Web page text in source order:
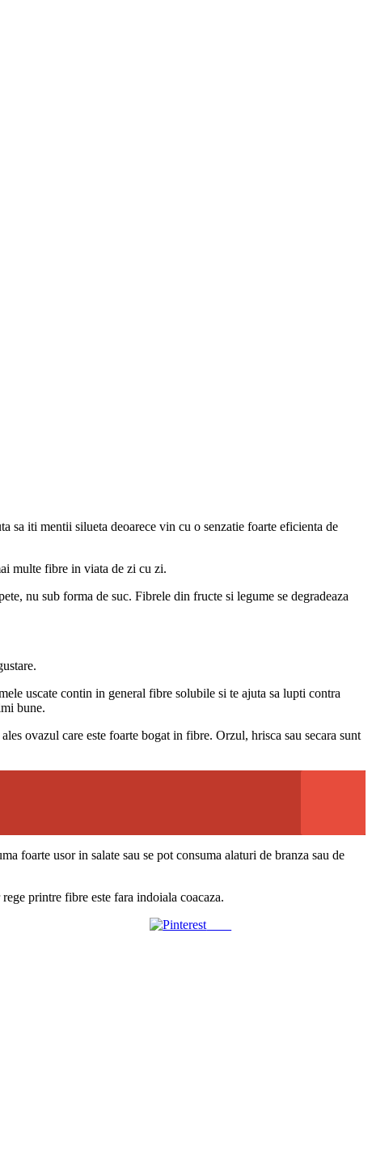
sa iti mentii silueta deoarece vin cu o senzatie foarte eficienta de
multe fibre in viata de zi cu zi.
nu sub forma de suc. Fibrele din fructe si legume se degradeaza
uscate contin in general fibre solubile si te ajuta sa lupti contra
bune.
ovazul care este foarte bogat in fibre. Orzul, hrisca sau secara sunt
foarte usor in salate sau se pot consuma alaturi de branza sau de
printre fibre este fara indoiala coacaza.